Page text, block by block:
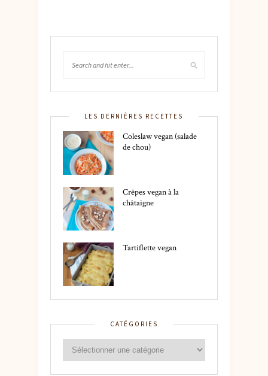
LES DERNIÈRES RECETTES
Coleslaw vegan (salade
de chou)
Crêpes vegan à la
châtaigne
Tartiflette vegan
CATÉGORIES